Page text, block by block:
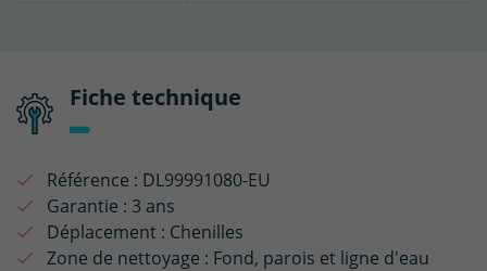
Fiche technique
Référence : DL99991080-EU
Garantie : 3 ans
Déplacement : Chenilles
Zone de nettoyage : Fond, parois et ligne d'eau